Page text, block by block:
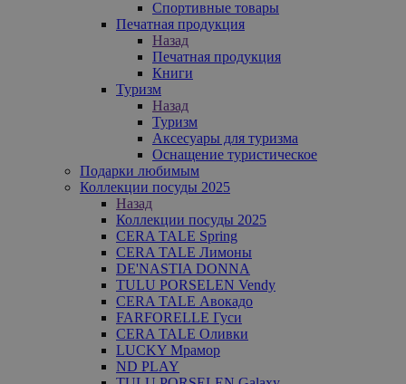
Спортивные товары
Печатная продукция
Назад
Печатная продукция
Книги
Туризм
Назад
Туризм
Аксесуары для туризма
Оснащение туристическое
Подарки любимым
Коллекции посуды 2025
Назад
Коллекции посуды 2025
CERA TALE Spring
CERA TALE Лимоны
DE'NASTIA DONNA
TULU PORSELEN Vendy
CERA TALE Авокадо
FARFORELLE Гуси
CERA TALE Оливки
LUCKY Мрамор
ND PLAY